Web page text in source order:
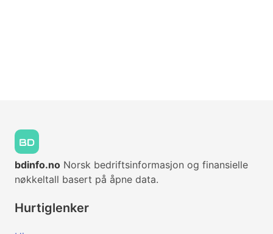
bdinfo.no Norsk bedriftsinformasjon og finansielle
nøkkeltall basert på åpne data.
Hurtiglenker